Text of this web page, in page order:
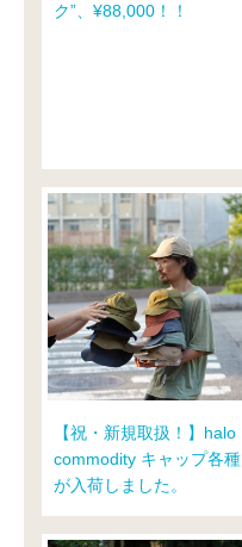
ク”、¥88,000！！
【祝・新規取扱！】halo
commodity キャップ各種
が入荷しました。